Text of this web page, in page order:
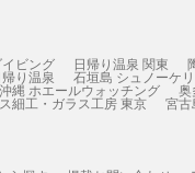
ビング 日帰り温泉 関東
り温泉 石垣島 シュノーケ
沖縄 ホエールウォッチング 奥
細工・ガラス工房 東京 宮古